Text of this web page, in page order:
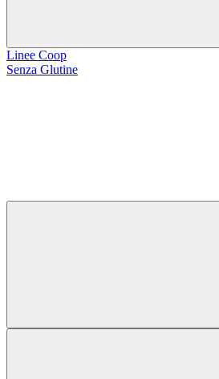
Linee Coop
Senza Glutine